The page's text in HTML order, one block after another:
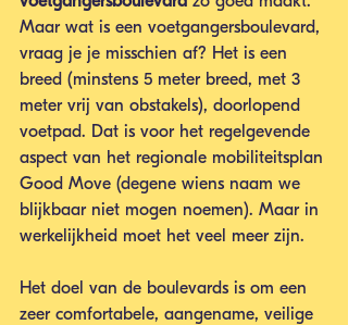
Maar wat is een voetgangersboulevard,
vraag je je misschien af? Het is een
breed (minstens 5 meter breed, met 3
meter vrij van obstakels), doorlopend
voetpad. Dat is voor het regelgevende
aspect van het regionale mobiliteitsplan
Good Move (degene wiens naam we
blijkbaar niet mogen noemen). Maar in
werkelijkheid moet het veel meer zijn.
Het doel van de boulevards is om een
zeer comfortabele, aangename, veilige